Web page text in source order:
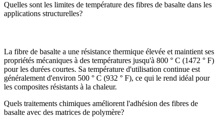
Quelles sont les limites de température des fibres de basalte dans les
applications structurelles?
La fibre de basalte a une résistance thermique élevée et maintient ses
propriétés mécaniques à des températures jusqu'à 800 ° C (1472 ° F)
pour les durées courtes. Sa température d'utilisation continue est
généralement d'environ 500 ° C (932 ° F), ce qui le rend idéal pour
les composites résistants à la chaleur.
Quels traitements chimiques améliorent l'adhésion des fibres de
basalte avec des matrices de polymère?